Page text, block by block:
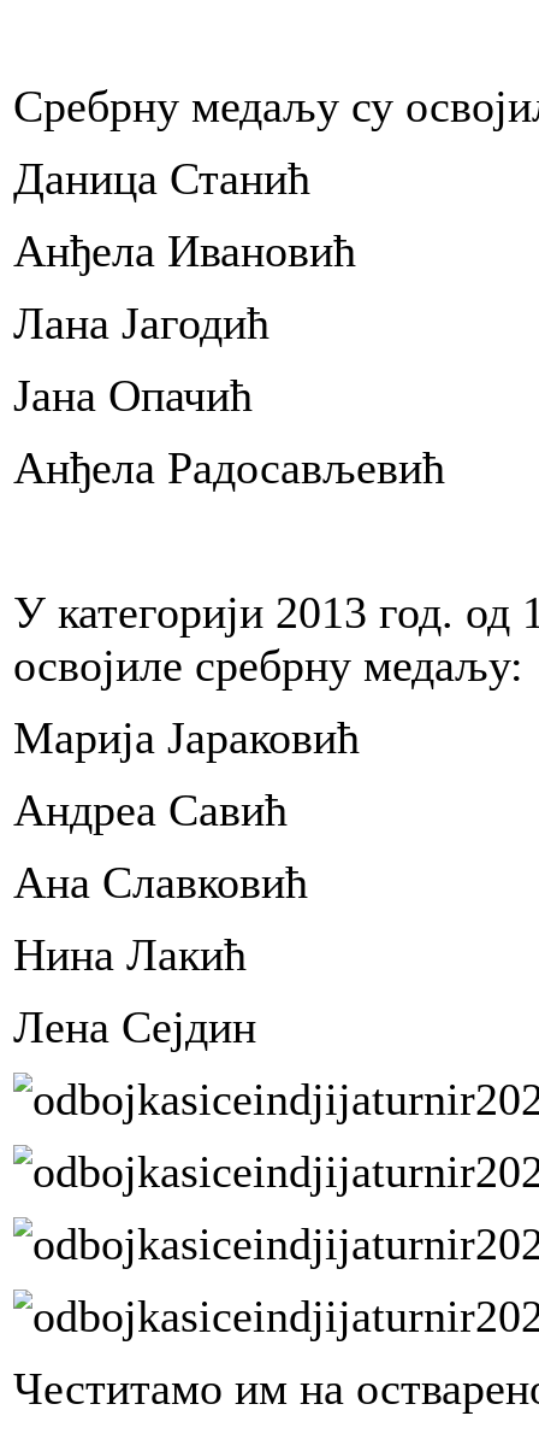
Сребрну медаљу су
Даница Станић
Анђела Ивановић
Лана Јагодић
Јана Опачић
Анђела Радосављевић
У категорији 2013 год. од
освојиле сребрну медаљу:
Марија Јараковић
Андреа Савић
Ана Славковић
Нина Лакић
Лена Сејдин
Честитамо им на